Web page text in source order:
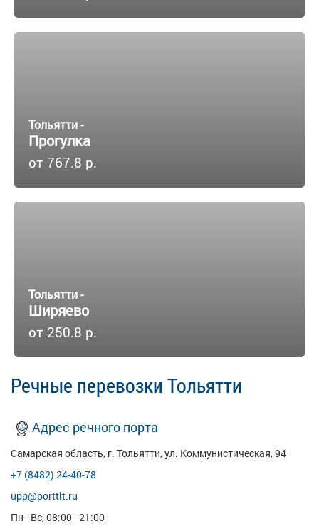
Тольятти -
Прогулка
от 767.8 р.
Тольятти -
Ширяево
от 250.8 р.
Речные перевозки Тольятти
Адрес речного порта
Самарская область, г. Тольятти, ул. Коммунистическая, 94
+7 (8482) 24-40-78
upp@porttlt.ru
Пн - Вс, 08:00 - 21:00